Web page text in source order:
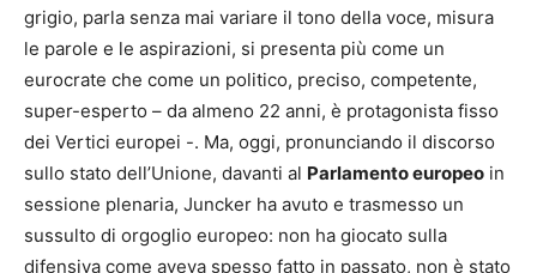
grigio, parla senza mai variare il tono della voce, misura
le parole e le aspirazioni, si presenta più come un
eurocrate che come un politico, preciso, competente,
super-esperto – da almeno 22 anni, è protagonista fisso
dei Vertici europei -. Ma, oggi, pronunciando il discorso
sullo stato dell’Unione, davanti al Parlamento europeo in
sessione plenaria, Juncker ha avuto e trasmesso un
sussulto di orgoglio europeo: non ha giocato sulla
difensiva come aveva spesso fatto in passato, non è stato